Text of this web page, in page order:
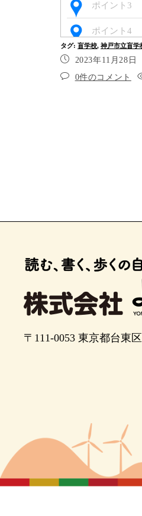
ポイント3
ポイント4
あと２０メ
左手の横断
左手のロー
左に曲がり
ポイント11
ポイント13
ポイント14
階段を降り
２時の方
ポイント21
タグ: 盲学校, 神戸市立盲学
2023年11月28日
0件のコメント
〒111-0053東京都台東